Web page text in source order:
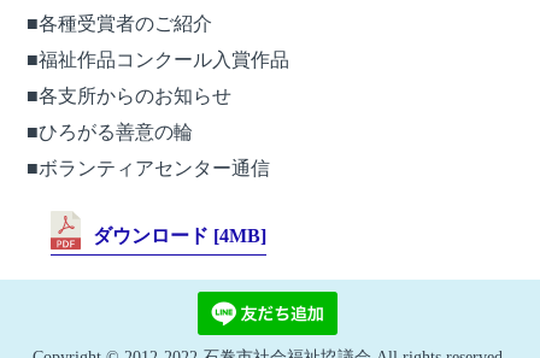
各拠点のご案内
各種様式
■各種受賞者のご紹介
■福祉作品コンクール入賞作品
■各支所からのお知らせ
■ひろがる善意の輪
■ボランティアセンター通信
ダウンロード [4MB]